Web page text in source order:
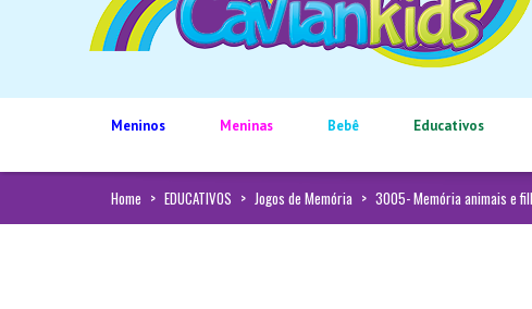
Meninos Meninas Bebê Educativos
Home > EDUCATIVOS > Jogos de Memória > 3005- Memória animais e